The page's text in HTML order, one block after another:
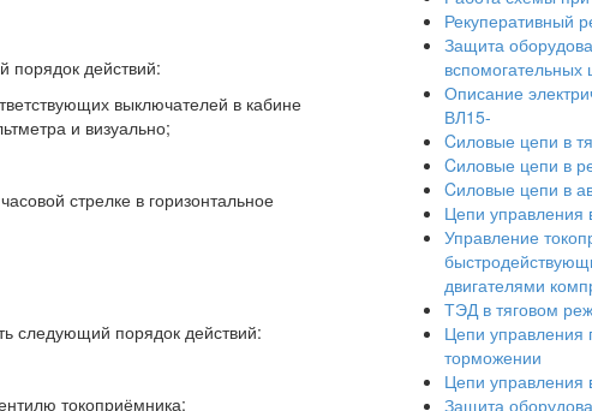
порядок действий:
выключателей в кабине
и визуально;
стрелке в горизонтальное
следующий порядок действий:
токоприёмника;
Рекуперативный
Защита
Описание
ВЛ15-
Cиловые цепи в
Cиловые цепи в
Cиловые цепи в
Цепи управления
Управление
двигателями
ТЭД в тяговом
Цепи управления
торможении
Цепи
Защита